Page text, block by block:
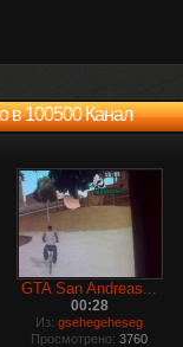
в 100500 Канал
GTA San Andreas...
00:28
Из: gsehegeheseg
Просмотрено: 3760